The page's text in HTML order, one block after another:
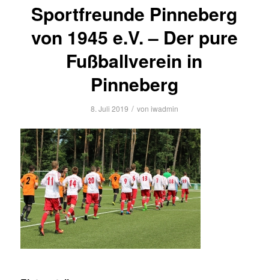
Sportfreunde Pinneberg
von 1945 e.V. – Der pure
Fußballverein in
Pinneberg
8. Juli 2019 / von iwadmin